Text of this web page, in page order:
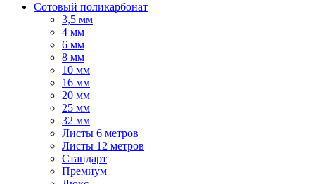
Сотовый поликарбонат
3,5 мм
4 мм
6 мм
8 мм
10 мм
16 мм
20 мм
25 мм
32 мм
Листы 6 метров
Листы 12 метров
Стандарт
Премиум